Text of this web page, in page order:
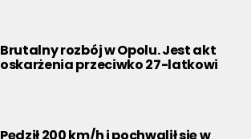
Brutalny rozbój w Opolu. Jest akt
oskarżenia przeciwko 27-latkowi
Pędził 200 km/h i pochwalił się w